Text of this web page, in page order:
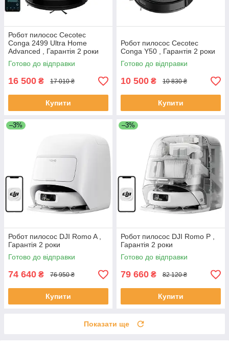
Робот пилосос Cecotec
Conga 2499 Ultra Home
Advanced , Гарантія 2 роки
Готово до відправки
16 500 ₴ 17 010 ₴
Купити
Робот пилосос Cecotec
Conga Y50 , Гарантія 2 роки
Готово до відправки
10 500 ₴ 10 830 ₴
Купити
–3%
Робот пилосос DJI Romo A ,
Гарантія 2 роки
Готово до відправки
74 640 ₴ 76 950 ₴
Купити
–3%
Робот пилосос DJI Romo P ,
Гарантія 2 роки
Готово до відправки
79 660 ₴ 82 120 ₴
Купити
Показати ще